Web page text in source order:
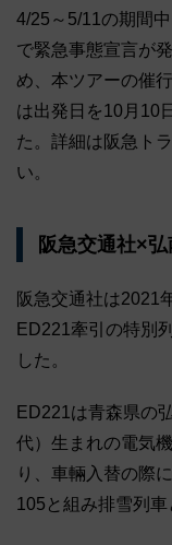
4/25～5/11の期間
で緊急事態宣言が
め、本ツアーの催
は出発日を10月10
た。詳細は阪急ト
い。
阪急交通社×
阪急交通社は2021
ED221牽引の特別
した。
ED221は青森県の
代）生まれの電気
り、車輛入替の際
105と組み排雪列車